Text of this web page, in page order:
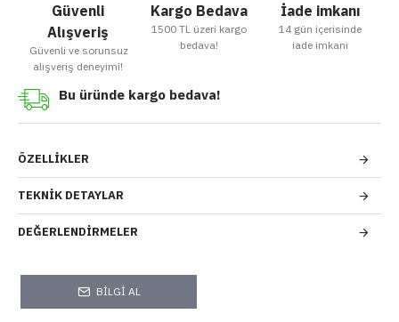
Güvenli
Alışveriş
Güvenli ve sorunsuz
alışveriş deneyimi!
Kargo Bedava
1500 TL üzeri kargo
bedava!
İade imkanı
14 gün içerisinde
iade imkanı
ÖZELLIKLER
TEKNIK DETAYLAR
DEĞERLENDIRMELER
BILGI AL
Bu üründe kargo bedava!